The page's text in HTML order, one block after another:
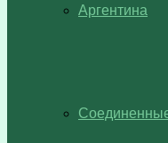
Аргентина